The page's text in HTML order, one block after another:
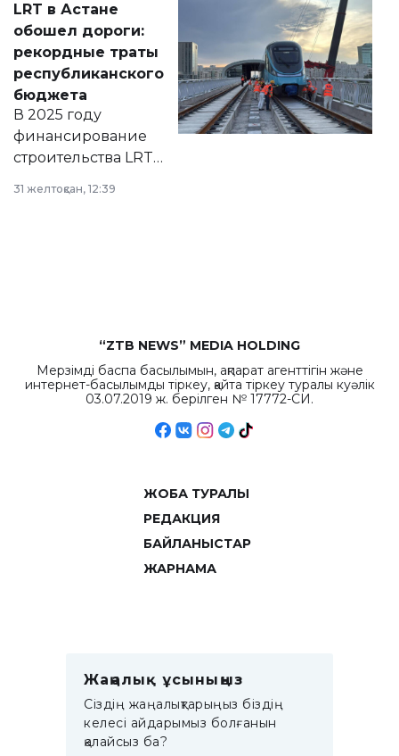
документ
появился в базе
нормативных
правовых актов и
на сайте маслихат
города.
LRT в Астане
обошел дороги:
рекордные траты
республиканского
бюджета
В 2025 году
финансирование
строительства LRT
республиканского
31 желтоқсан, 12:39
“ZTB NEWS” MEDIA HOLDING
Мерзімді баспа басылымын, ақпарат агенттігін және
интернет-басылымды тіркеу, қайта тіркеу туралы куәлік
03.07.2019 ж. берілген № 17772-СИ.
ЖОБА ТУРАЛЫ
РЕДАКЦИЯ
БАЙЛАНЫСТАР
ЖАРНАМА
Жаңалық ұсыныңыз
Сіздің жаңалықтарыңыз біздің
келесі айдарымыз болғанын
қалайсыз ба?